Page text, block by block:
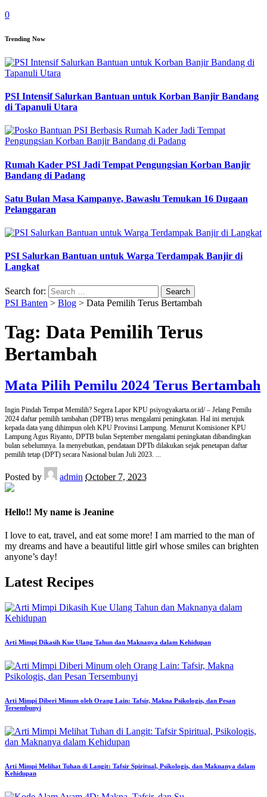
0
Trending Now
PSI Intensif Salurkan Bantuan untuk Korban Banjir Bandang
di Tapanuli Utara
Rumah Kader PSI Jadi Tempat Pengungsian Korban Banjir
Bandang di Padang
Satu Bulan Masa Kampanye, Bawaslu Temukan 16 Dugaan
Pelanggaran
PSI Salurkan Bantuan untuk Warga Terdampak Banjir di
Langkat
Search for:
PSI Banten > Blog > Data Pemilih Terus Bertambah
Tag: Data Pemilih Terus
Bertambah
Mata Pilih Pemilu 2024 Terus Bertambah
Ingin Pindah Tempat Memilih? Segera Lapor KPU psiyogyakarta.or.id/ – Jelang Pemilu
2024 daftar pemilih tambahan (DPTB) terus mengalami peningkatan. Hal ini merujuk
kepada data yang dihimpun oleh KPU Provinsi Lampung. Menurut Komisioner KPU
Lampung Agus Riyanto, DPTB bulan September mengalami peningkatan dibandingkan
bulan sebelumnya. Ia menyebutkan, pendataan DPTb dilakukan sejak penetapan daftar
pemilih tetap (DPT) secara Nasional bulan Juli 2023. ...
Posted by admin October 7, 2023
Hello!! My name is Jeanine
I love to eat, travel, and eat some more! I am married to the man of
my dreams and have a beautiful little girl whose smiles can brighten
anyone’s day!
Latest Recipes
Arti Mimpi Dikasih Kue Ulang Tahun dan Maknanya dalam Kehidupan
Arti Mimpi Diberi Minum oleh Orang Lain: Tafsir, Makna Psikologis, dan Pesan
Tersembunyi
Arti Mimpi Melihat Tuhan di Langit: Tafsir Spiritual, Psikologis, dan Maknanya dalam
Kehidupan